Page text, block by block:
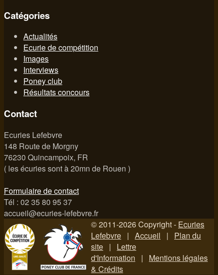
Catégories
Actualités
Ecurie de compétition
Images
Interviews
Poney club
Résultats concours
Contact
Ecuries Lefebvre
148 Route de Morgny
76230 Quincampoix, FR
( les écuries sont à 20mn de Rouen )
Formulaire de contact
Tél : 02 35 80 95 37
accueil@ecuries-lefebvre.fr
© 2011-2026 Copyright - Ecuries
Lefebvre | Accueil | Plan du
site | Lettre
d'Information | Mentions légales
& Crédits